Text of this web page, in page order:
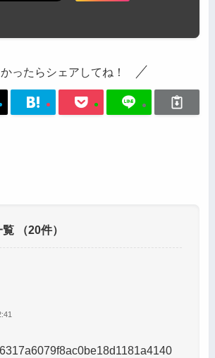
ったらシェアしてね！
覧 （20件）